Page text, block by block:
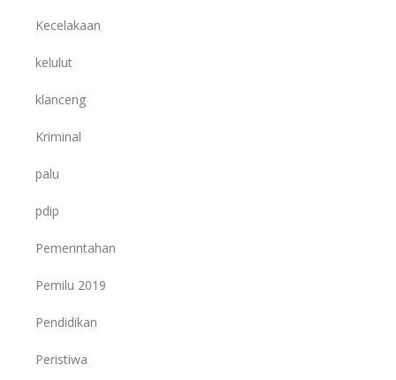
Kecelakaan
kelulut
klanceng
Kriminal
palu
pdip
Pemerintahan
Pemilu 2019
Pendidikan
Peristiwa